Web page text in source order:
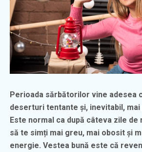
Perioada sărbătorilor vine adesea
deserturi tentante și, inevitabil, mai
Este normal ca după câteva zile
să te simți mai greu, mai obosit și
energie. Vestea bună este că